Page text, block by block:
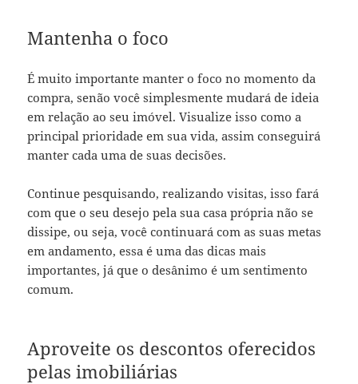
Mantenha o foco
É muito importante manter o foco no momento da
compra, senão você simplesmente mudará de ideia
em relação ao seu imóvel. Visualize isso como a
principal prioridade em sua vida, assim conseguirá
manter cada uma de suas decisões.
Continue pesquisando, realizando visitas, isso fará
com que o seu desejo pela sua casa própria não se
dissipe, ou seja, você continuará com as suas metas
em andamento, essa é uma das dicas mais
importantes, já que o desânimo é um sentimento
comum.
Aproveite os descontos oferecidos
pelas imobiliárias